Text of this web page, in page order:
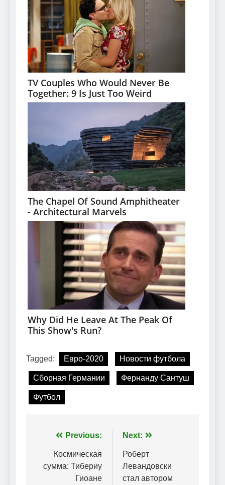
Tagged: Евро-2020 Новости футбола
Сборная Германии Фернанду Сантуш
Футбол
Навігація
записів
Previous:
Космическая
сумма: Тибериу
Гиоане
Next:
Роберт
Левандовски
стал автором